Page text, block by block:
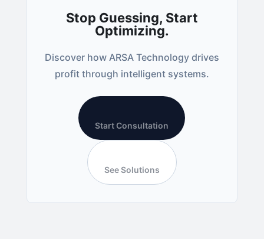
Stop Guessing, Start
Optimizing.
Discover how ARSA Technology drives
profit through intelligent systems.
Start Consultation
See Solutions